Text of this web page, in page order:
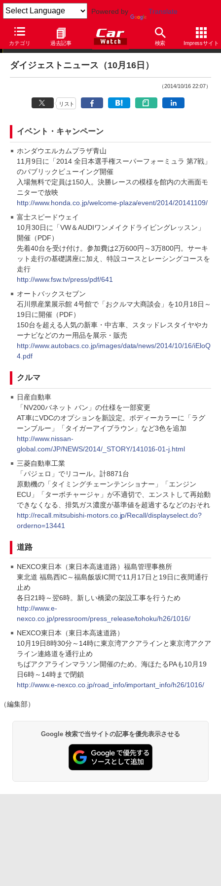
Powered by Translate
カテゴリ 過去記事 検索 Impressサイト
ダイジェストニュース
ダイジェストニュース（10月16日）
（2014/10/16 22:07）
リスト
イベント・キャンペーン
ホンダウエルカムプラザ青山
11月9日に「2014 全日本選手権スーパーフォーミュラ 第7戦」
のパブリックビューイング開催
入場無料で定員は150人。決勝レースの模様を館内の大画面モ
ニターで放映
http://www.honda.co.jp/welcome-plaza/event/2014/20141109/
富士スピードウェイ
10月30日に「VW＆AUDIワンメイクドライビングレッスン」
開催（PDF）
先着40台を受け付け。参加費は2万600円～3万800円。サーキ
ット走行の基礎講座に加え、特設コースとレーシングコースを
走行
http://www.fsw.tv/press/pdf/641
オートバックスセブン
石川県産業展示館 4号館で「おクルマ大商談会」を10月18日～
19日に開催（PDF）
150台を超える人気の新車・中古車、スタッドレスタイヤやカ
ーナビなどのカー用品を展示・販売
http://www.autobacs.co.jp/images/data/news/2014/10/16/iEloQ
4.pdf
クルマ
日産自動車
「NV200バネット バン」の仕様を一部変更
AT車にVDCのオプションを新設定。ボディーカラーに「ラグ
ーンブルー」「タイガーアイブラウン」など3色を追加
http://www.nissan-
global.com/JP/NEWS/2014/_STORY/141016-01-j.html
三菱自動車工業
「パジェロ」でリコール。計8871台
原動機の「タイミングチェーンテンショナー」「エンジン
ECU」「ターボチャージャ」が不適切で、エンストして再始動
できなくなる、排気ガス濃度が基準値を超過するなどのおそれ
http://recall.mitsubishi-motors.co.jp/Recall/displayselect.do?
orderno=13441
道路
NEXCO東日本（東日本高速道路）福島管理事務所
東北道 福島西IC～福島飯坂IC間で11月17日と19日に夜間通行
止め
各日21時～翌6時。新しい橋梁の架設工事を行うため
http://www.e-
nexco.co.jp/pressroom/press_release/tohoku/h26/1016/
NEXCO東日本（東日本高速道路）
10月19日8時30分～14時に東京湾アクアラインと東京湾アクア
ライン連絡道を通行止め
ちばアクアラインマラソン開催のため。海ほたるPAも10月19
日6時～14時まで閉鎖
http://www.e-nexco.co.jp/road_info/important_info/h26/1016/
（編集部）
Google 検索で当サイトの記事を優先表示させる